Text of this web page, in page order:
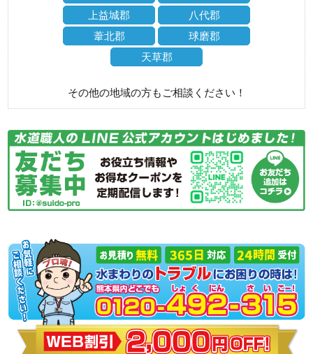
上益城郡
八代郡
葦北郡
球磨郡
天草郡
その他の地域の方もご相談ください！